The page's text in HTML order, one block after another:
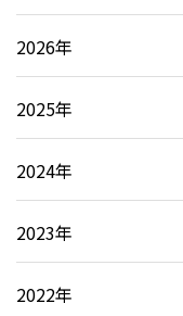
2026年
2025年
2024年
2023年
2022年